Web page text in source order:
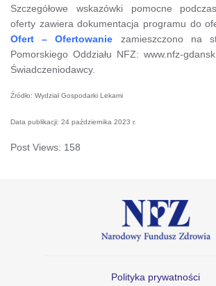
Szczegółowe wskazówki pomocne
oferty zawiera dokumentacja programu do
Ofert – Ofertowanie zamieszczono na
Pomorskiego Oddziału NFZ: www.nfz-
Świadczeniodawcy.
Źródło: Wydział Gospodarki Lekami
Data publikacji: 24 października 2023 r.
Post Views: 158
Polityka prywatności